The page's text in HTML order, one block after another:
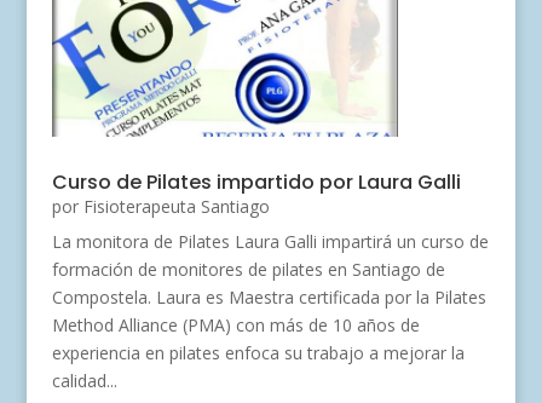
Curso de Pilates impartido por Laura Galli
por Fisioterapeuta Santiago
La monitora de Pilates Laura Galli impartirá un curso de
formación de monitores de pilates en Santiago de
Compostela. Laura es Maestra certificada por la Pilates
Method Alliance (PMA) con más de 10 años de
experiencia en pilates enfoca su trabajo a mejorar la
calidad...